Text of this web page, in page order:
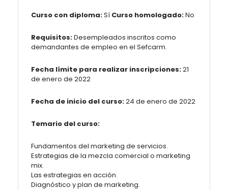
Curso con diploma:Sí Curso homologado:No
Requisitos:Desempleados inscritos como
demandantes de empleo en el Sefcarm.
Fecha límite para realizar inscripciones:21
de enero de 2022
Fecha de inicio del curso:24 de enero de 2022
Temario del curso:
Fundamentos del marketing de servicios.
Estrategias de la mezcla comercial o marketing
mix.
Las estrategias en acción.
Diagnóstico y plan de marketing.